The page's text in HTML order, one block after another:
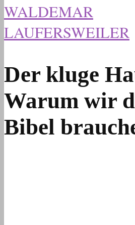
WALDEMAR
LAUFERSWEILER
Der kluge
Warum wir
Bibel